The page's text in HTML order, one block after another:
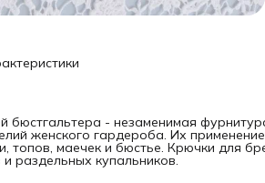
бюстгальтера - незаменимая
женского гардероба. Их
топов, маечек и бюстье. Крючки для
раздельных купальников.